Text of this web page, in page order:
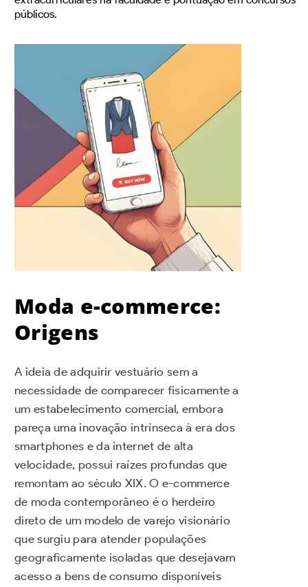
públicos.
Moda e-commerce:
Origens
A ideia de adquirir vestuário sem a
necessidade de comparecer fisicamente a
um estabelecimento comercial, embora
pareça uma inovação intrínseca à era dos
smartphones e da internet de alta
velocidade, possui raízes profundas que
remontam ao século XIX. O e-commerce
de moda contemporâneo é o herdeiro
direto de um modelo de varejo visionário
que surgiu para atender populações
geograficamente isoladas que desejavam
acesso a bens de consumo disponíveis